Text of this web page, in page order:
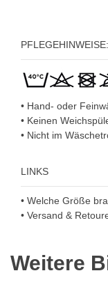
PFLEGEHINWEISE:
• Hand- oder
• Keinen
• Nicht im
LINKS
• Welche Größe
• Versand &
Weitere